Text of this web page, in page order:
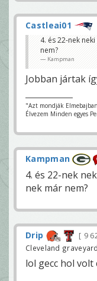
Castleai01
4. és 22-nek
nem?
Kampman
Jobban jártak
"Azt mondják
Élvezem Minden egyes
Kampman
4. és 22-nek
nek már nem?
Drip 9
Cleveland graveyard
lol gecc hol